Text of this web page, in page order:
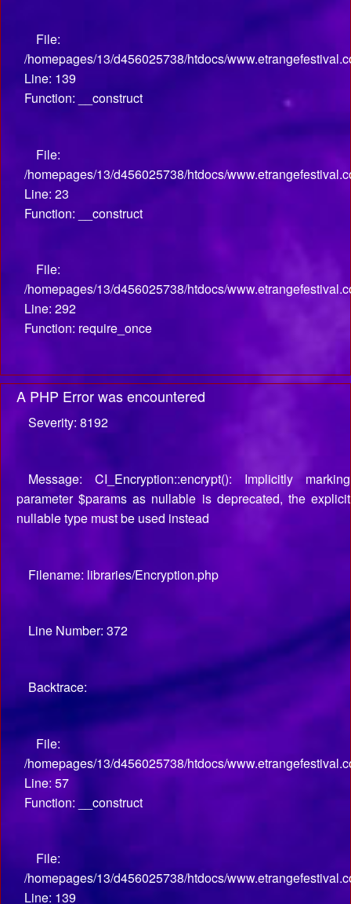
File:
/homepages/13/d456025738/htdocs/
Line: 139
Function: __construct
File:
/homepages/13/d456025738/htdocs/
Line: 23
Function: __construct
File:
/homepages/13/d456025738/htdocs/
Line: 292
Function: require_once
A PHP Error was encountered
Severity: 8192
Message: CI_Encryption::encrypt(): Implicitly marking
parameter $params as nullable is deprecated, the explicit
nullable type must be used instead
Filename: libraries/Encryption.php
Line Number: 372
Backtrace:
File:
/homepages/13/d456025738/htdocs/
Line: 57
Function: __construct
File:
/homepages/13/d456025738/htdocs/
Line: 139